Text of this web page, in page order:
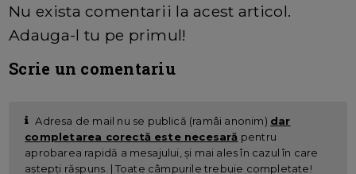
Nu exista comentarii la acest articol.
Adauga-l tu pe primul!
Scrie un comentariu
Adresa de mail nu se publică (ramâi anonim) dar
completarea corectă este necesară pentru
aprobarea rapidă a mesajului, și mai ales în cazul în care
aștepți răspuns. | Toate câmpurile trebuie completate!